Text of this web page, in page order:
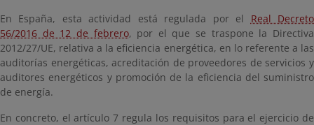
En España, esta actividad está regulada por el Real Decreto
56/2016 de 12 de febrero, por el que se traspone la Directiva
2012/27/UE, relativa a la eficiencia energética, en lo referente a las
auditorías energéticas, acreditación de proveedores de servicios y
auditores energéticos y promoción de la eficiencia del suministro
de energía.
En concreto, el artículo 7 regula los requisitos para el ejercicio de